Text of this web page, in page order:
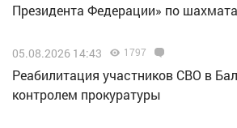
Президента Федерации» по
05.08.2026 14:43 1797
Реабилитация участников СВО в
контролем прокуратуры